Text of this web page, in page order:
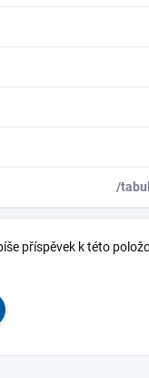
/
příspěvek k této